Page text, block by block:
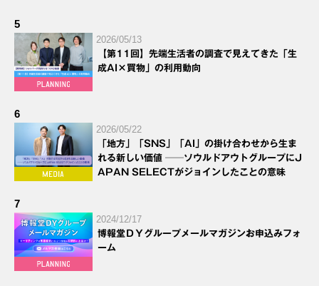
5
2026/05/13
【第11回】先端生活者の調査で見えてきた「生
成AI×買物」の利用動向
6
2026/05/22
「地方」「SNS」「AI」の掛け合わせから生ま
れる新しい価値 ──ソウルドアウトグループにJ
APAN SELECTがジョインしたことの意味
7
2024/12/17
博報堂ＤＹグループメールマガジンお申込みフォ
ーム